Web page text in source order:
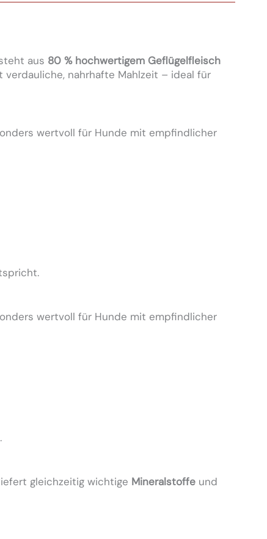
aus 80 % hochwertigem Geflügelfleisch
nahrhafte Mahlzeit – ideal für
wertvoll für Hunde mit empfindlicher
wertvoll für Hunde mit empfindlicher
gleichzeitig wichtige Mineralstoffe und